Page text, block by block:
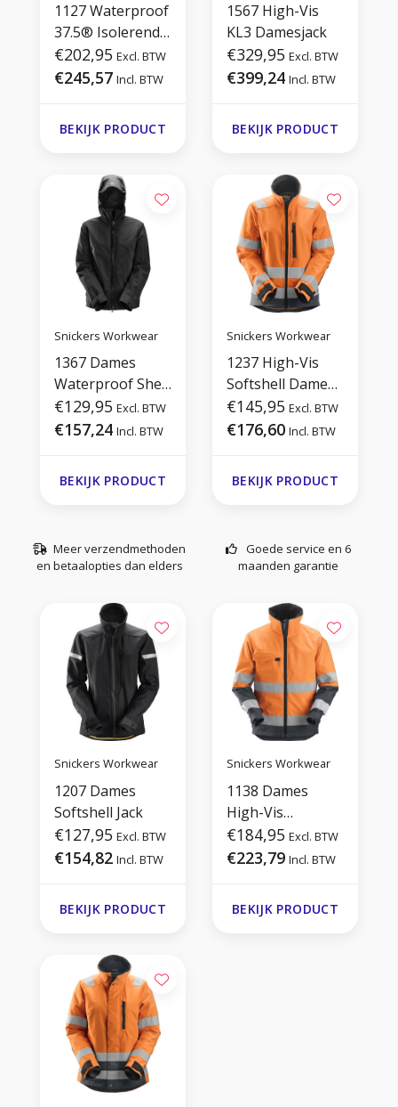
1127 Waterproof
37.5® Isolerend
Damesjack
€202,95 Excl. BTW
€245,57 Incl. BTW
BEKIJK PRODUCT
1567 High-Vis
KL3 Damesjack
€329,95 Excl. BTW
€399,24 Incl. BTW
BEKIJK PRODUCT
Snickers Workwear
1367 Dames
Waterproof Shell
Jack
€129,95 Excl. BTW
€157,24 Incl. BTW
BEKIJK PRODUCT
Snickers Workwear
1237 High-Vis
Softshell Dames
Jack
€145,95 Excl. BTW
€176,60 Incl. BTW
BEKIJK PRODUCT
Meer verzendmethoden
en betaalopties dan elders
Goede service en 6
maanden garantie
Snickers Workwear
1207 Dames
Softshell Jack
€127,95 Excl. BTW
€154,82 Incl. BTW
BEKIJK PRODUCT
Snickers Workwear
1138 Dames
High-Vis
Isolerend Jack
€184,95 Excl. BTW
€223,79 Incl. BTW
BEKIJK PRODUCT